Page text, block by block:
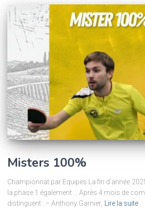
Misters 100%
Championnat par Equipes La fin d’année
la phase 1 également … Après 4 mois de
distinguent : – Anthony Garnier, Lire la suite